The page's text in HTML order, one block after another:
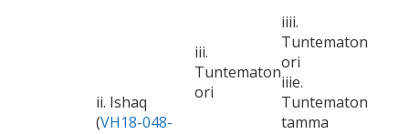
ii. Ishaq
(VH18-048-
iii.
Tuntematon
ori
iiii.
Tuntematon
ori
iiie.
Tuntematon
tamma